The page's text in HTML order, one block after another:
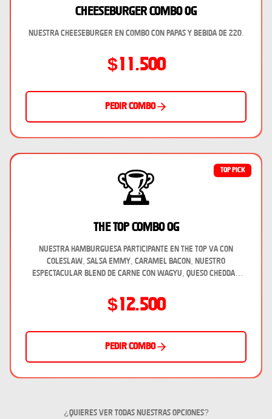
Cheeseburger Combo Og
Nuestra cheeseburger en combo con papas y bebida de 220.
$11.500
Pedir combo
🏆
TOP PICK
The Top Combo Og
Nuestra hamburguesa participante en the top va con
coleslaw, salsa emmy, caramel bacon, nuestro
espectacular blend de carne con wagyu, queso cheddar
$12.500
Pedir combo
¿Quieres ver todas nuestras opciones?